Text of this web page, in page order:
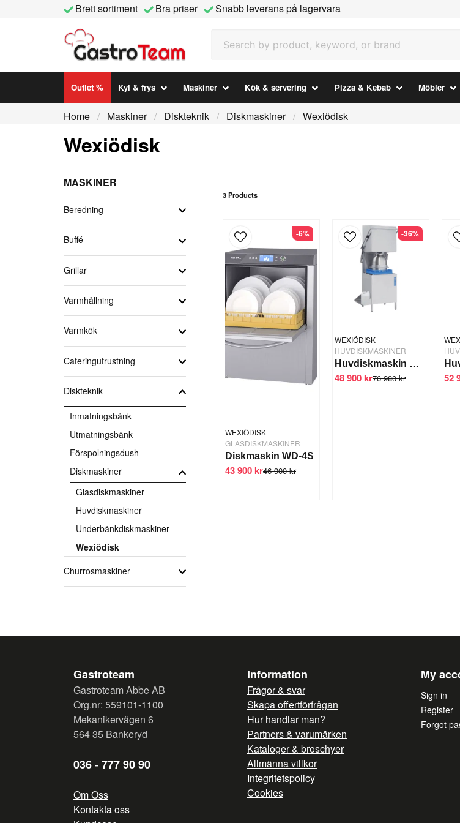
Brett sortiment Bra priser
Snabb leverans på lagervara
Outlet % Kyl & frys Maskiner Kök & servering Pizza & Kebab Möbler
Home Maskiner Diskteknik Diskmaskiner Wexiödisk
Wexiödisk
MASKINER
Beredning
Buffé
Grillar
Varmhållning
Varmkök
Cateringutrustning
Diskteknik
Inmatningsbänk
Utmatningsbänk
Förspolningsdush
Diskmaskiner
Glasdiskmaskiner
Huvdiskmaskiner
Underbänkdiskmaskiner
Wexiödisk
Churrosmaskiner
3 Products
WEXIÖDISK
GLASDISKMASKINER
Diskmaskin WD-4S
46 900 kr
43 900 kr
-6%
WEXIÖDISK
HUVDISKMASKINER
Huvdiskmaskin Wexiödisk WD-7
76 980 kr
48 900 kr
-36%
52
Gastroteam
Gastroteam Abbe AB
Org.nr: 559101-1100
Mekanikervägen 6
564 35 Bankeryd
036 - 777 90 90
Om Oss
Kontakta oss
Information
Frågor & svar
Skapa offertförfrågan
Hur handlar man?
Partners & varumärken
Kataloger & broschyer
Allmänna villkor
Integritetspolicy
Cookies
My
Sign in
Register
Forgot